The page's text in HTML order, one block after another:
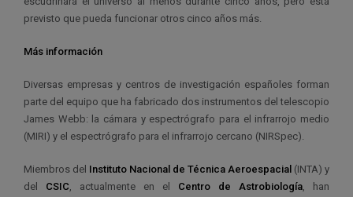
previsto que pueda funcionar otros cinco años más.
Más información
Diversas empresas y centros de investigación españoles forman
parte del equipo que ha fabricado dos instrumentos del telescopio
James Webb: la cámara y espectrógrafo para el infrarrojo medio
(MIRI) y el espectrógrafo para el infrarrojo cercano (NIRSpec).
Miembros del Instituto Nacional de Técnica Aeroespacial (INTA) y
del CSIC, actualmente en el Centro de Astrobiología, han